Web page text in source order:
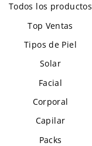
Todos los productos
Top Ventas
Tipos de Piel
Solar
Facial
Corporal
Capilar
Packs